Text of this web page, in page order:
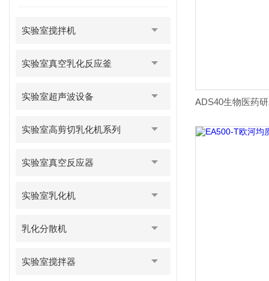
实验室搅拌机
实验室真空乳化反应釜
实验室超声波设备
实验室高剪切乳化机系列
实验室真空反应器
实验室乳化机
乳化分散机
实验室搅拌器